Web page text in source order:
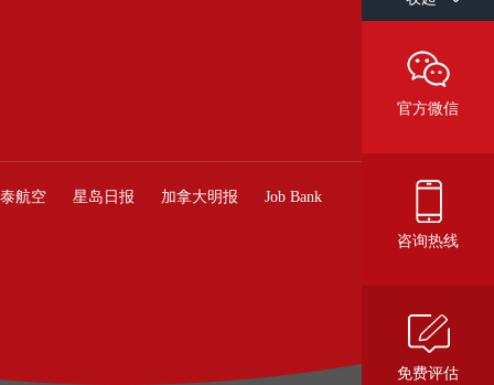
航空 星岛日报 加拿大明报 Job Bank
官方微信
咨询热线
免费评估